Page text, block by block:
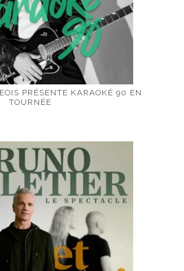
PRÉSENTE KARAOKÉ 90 EN
TOURNÉE